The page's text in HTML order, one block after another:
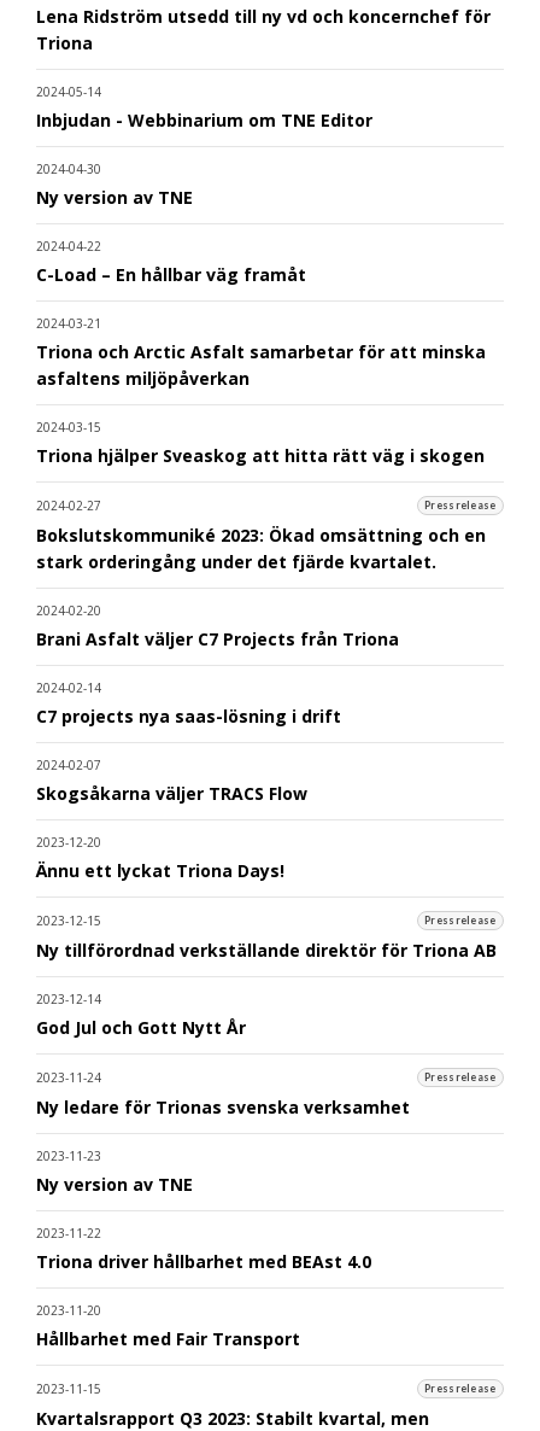
Lena Ridström utsedd till ny vd och koncernchef för
Triona
2024-05-14
Inbjudan - Webbinarium om TNE Editor
2024-04-30
Ny version av TNE
2024-04-22
C-Load – En hållbar väg framåt
2024-03-21
Triona och Arctic Asfalt samarbetar för att minska
asfaltens miljöpåverkan
2024-03-15
Triona hjälper Sveaskog att hitta rätt väg i skogen
2024-02-27 Pressrelease
Bokslutskommuniké 2023: Ökad omsättning och en
stark orderingång under det fjärde kvartalet.
2024-02-20
Brani Asfalt väljer C7 Projects från Triona
2024-02-14
C7 projects nya saas-lösning i drift
2024-02-07
Skogsåkarna väljer TRACS Flow
2023-12-20
Ännu ett lyckat Triona Days!
2023-12-15 Pressrelease
Ny tillförordnad verkställande direktör för Triona AB
2023-12-14
God Jul och Gott Nytt År
2023-11-24 Pressrelease
Ny ledare för Trionas svenska verksamhet
2023-11-23
Ny version av TNE
2023-11-22
Triona driver hållbarhet med BEAst 4.0
2023-11-20
Hållbarhet med Fair Transport
2023-11-15 Pressrelease
Kvartalsrapport Q3 2023: Stabilt kvartal, men